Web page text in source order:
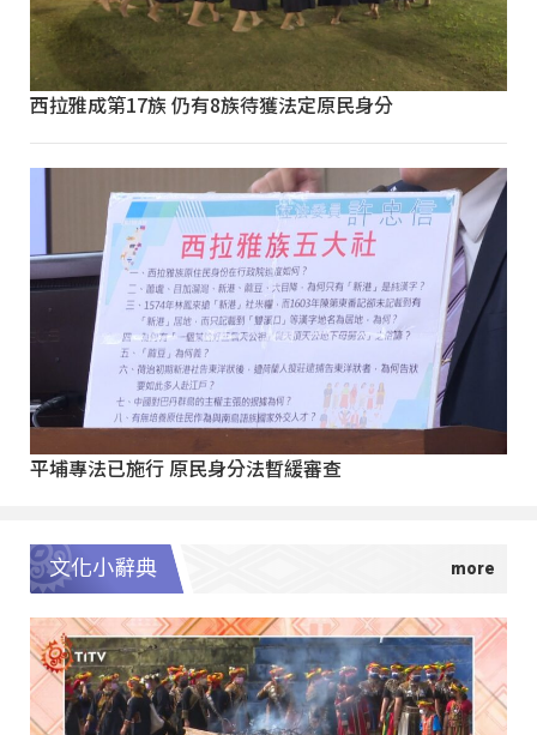
西拉雅成第17族 仍有8族待獲法定原民身分
平埔專法已施行 原民身分法暫緩審查
文化小辭典